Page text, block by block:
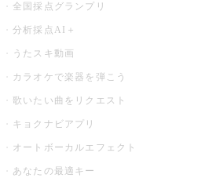
全国採点グランプリ
分析採点AI＋
うたスキ動画
カラオケで楽器を弾こう
歌いたい曲をリクエスト
キョクナビアプリ
オートボーカルエフェクト
あなたの最適キー